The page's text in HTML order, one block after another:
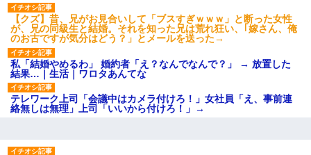
【愕然】白のクラウン俺氏、
高速道路左車線を制限速度で走
った結果wwwwwwwwwwww
百年の恋12-899 食べた量を
張り合ってくる
【悲報】佐藤輝明・・・２軍
でも盛大にやらかす←あまり悲
しませないでくれ
【クズ】昔、兄がお見合いして「ブスすぎｗｗｗ」と断った女性
が、兄の同級生と結婚。それを知った兄は荒れ狂い、｢嫁さん、俺
のお古ですが気分はどう？」とメールを送った→
私「結婚やめるわ」 婚約者「え？なんでなんで？」 → 放置した
結果…｜生活｜ワロタあんてな
テレワーク上司「会議中はカメラ付けろ！」女社員「え、事前連
絡無しは無理」上司「いいから付けろ！」→